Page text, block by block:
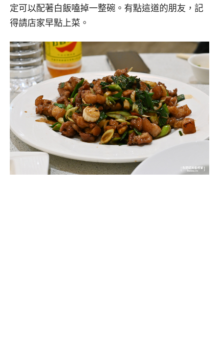
定可以配著白飯嗑掉一整碗。有點這道的朋友，記
得請店家早點上菜。